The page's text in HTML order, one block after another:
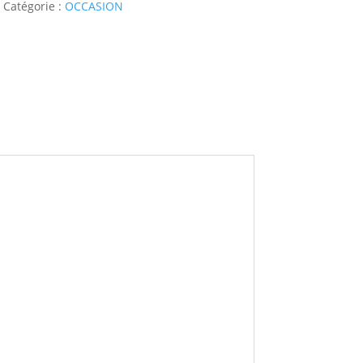
Catégorie : OCCASION